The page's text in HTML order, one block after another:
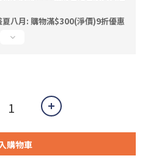
夏八月: 購物滿$300(淨價)9折優惠
購物車